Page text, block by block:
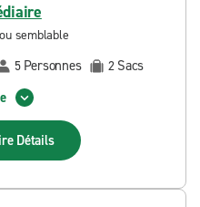
semblable
5 Personnes 2 Sacs
Détails